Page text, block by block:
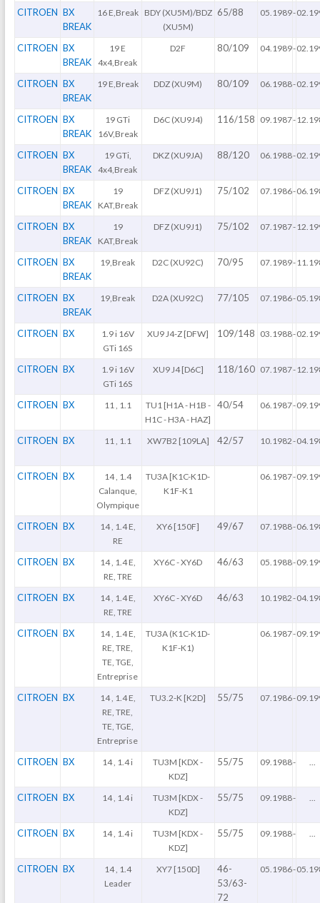
CITROEN BX
BREAK
16 E,Break
BDY (XU5M)/BDZ
(XU5M)
65/88 05.1989-
CITROEN BX
BREAK
19 E
4x4,Break
D2F 80/109 04.1989-
CITROEN BX
BREAK
19 E,Break DDZ (XU9M) 80/109 06.1988-
CITROEN BX
BREAK
19 GTi
16V,Break
D6C (XU9J4) 116/158 09.1987-
CITROEN BX
BREAK
19 GTi,
4x4,Break
DKZ (XU9JA) 88/120 06.1988-
CITROEN BX
BREAK
19
KAT,Break
DFZ (XU9J1) 75/102 07.1986-
CITROEN BX
BREAK
19
KAT,Break
DFZ (XU9J1) 75/102 07.1987-
CITROEN BX
BREAK
19,Break D2C (XU92C) 70/95 07.1989-
CITROEN BX
BREAK
19,Break D2A (XU92C) 77/105 07.1986-
CITROEN BX
1.9 i 16V
GTi 16S
XU9 J4-Z [DFW] 109/148 03.1988-
CITROEN BX
1.9 i 16V
GTi 16S
XU9 J4 [D6C] 118/160 07.1987-
CITROEN BX 11 , 1.1
TU1 [H1A - H1B -
H1C - H3A - HAZ]
40/54 06.1987-
CITROEN BX 11 , 1.1 XW7B2 [109LA] 42/57 10.1982-
CITROEN BX
14 , 1.4
Calanque,
Olympique
TU3A [K1C-K1D-
K1F-K1
06.1987-
CITROEN BX
14 , 1.4 E,
RE
XY6 [150F] 49/67 07.1988-
CITROEN BX
14 , 1.4 E,
RE, TRE
XY6C - XY6D 46/63 05.1988-
CITROEN BX
14 , 1.4 E,
RE, TRE
XY6C - XY6D 46/63 10.1982-
CITROEN BX
14 , 1.4 E,
RE, TRE,
TE, TGE,
Entreprise
TU3A (K1C-K1D-
K1F-K1)
06.1987-
CITROEN BX
14 , 1.4 E,
RE, TRE,
TE, TGE,
Entreprise
TU3.2-K [K2D] 55/75 07.1986-
CITROEN BX 14 , 1.4 i
TU3M [KDX -
KDZ]
55/75 09.1988-
CITROEN BX 14 , 1.4 i
TU3M [KDX -
KDZ]
55/75 09.1988-
CITROEN BX 14 , 1.4 i
TU3M [KDX -
KDZ]
55/75 09.1988-
CITROEN BX
14 , 1.4
Leader
XY7 [150D]
46-
53/63-
72
05.1986-